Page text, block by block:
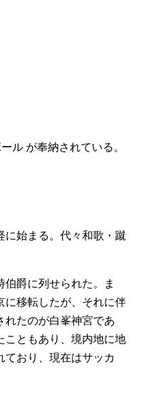
ル が奉納されている。
に始まる。代々和歌・蹴
爵に列せられた。ま
に移転したが、それに伴
れたのが白峯神宮であ
こともあり、境内地に地
ており、現在はサッカ